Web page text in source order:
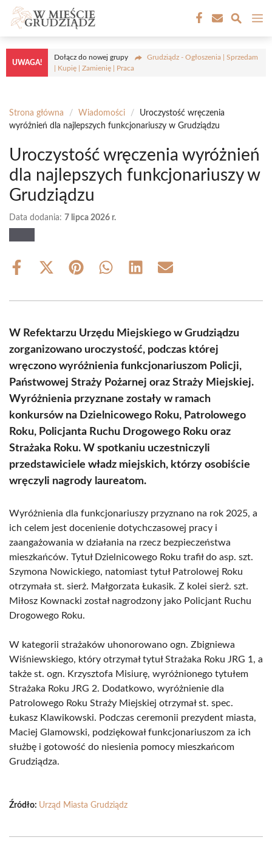
Przejdź
treści
UWAGA!
Dołącz do nowej grupy
Grudziądz - Ogłoszenia | Sprzedam
| Kupię | Zamienię | Praca
Strona główna / Wiadomości /
Uroczystość wręczenia
wyróżnień dla najlepszych funkcjonariuszy w Grudziądzu
Uroczystość wręczenia wyróżnień
dla najlepszych funkcjonariuszy w
Grudziądzu
Data dodania: 7 lipca 2026 r.
Share
Share
(Twitter)
Share Share Share Share
W Refektarzu Urzędu Miejskiego w Grudziądzu
zorganizowano uroczystość, podczas której
wręczono wyróżnienia funkcjonariuszom Policji,
Państwowej Straży Pożarnej oraz Straży Miejskiej.
Wyróżnienia przyznane zostały w ramach
konkursów na Dzielnicowego Roku, Patrolowego
Roku, Policjanta Ruchu Drogowego Roku oraz
Strażaka Roku. W spotkaniu uczestniczyli
przedstawiciele władz miejskich, którzy osobiście
wręczyli nagrody laureatom.
Wyróżnienia dla funkcjonariuszy przyznano na rok 2025, a
ich celem jest docenienie dotychczasowej pracy i
zaangażowania w działania na rzecz bezpieczeństwa
mieszkańców. Tytuł Dzielnicowego Roku trafił do asp. szt.
Szymona Nowickiego, natomiast tytuł Patrolowej Roku
otrzymała st. sierż. Małgorzata Łukasik. Z kolei sierż. szt.
Miłosz Kownacki został nagrodzony jako Policjant Ruchu
Drogowego Roku.
W kategorii strażaków uhonorowano ogn. Zbigniewa
Wiśniewskiego, który otrzymał tytuł Strażaka Roku JRG 1, a
także st. ogn. Krzysztofa Misiurę, wyróżnionego tytułem
Strażaka Roku JRG 2. Dodatkowo, wyróżnienie dla
Patrolowego Roku Straży Miejskiej otrzymał st. spec.
Łukasz Klawikowski. Podczas ceremonii prezydent miasta,
Maciej Glamowski, podziękował funkcjonariuszom za ich
służbę i gotowość do niesienia pomocy mieszkańcom
Grudziądza.
Źródło: Urząd Miasta Grudziądz